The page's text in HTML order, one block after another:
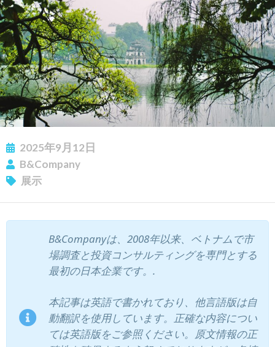
2025年9月12日
B&Company
展示
B&Companyは、2008年以来、ベトナムで市
場調査と投資コンサルティングを専門とする
最初の日本企業です。.
本記事は英語で書かれており、他言語版は自
動翻訳を使用しています。正確な内容につい
ては英語版をご参照ください。原文情報の正
ニュースレターを購読する